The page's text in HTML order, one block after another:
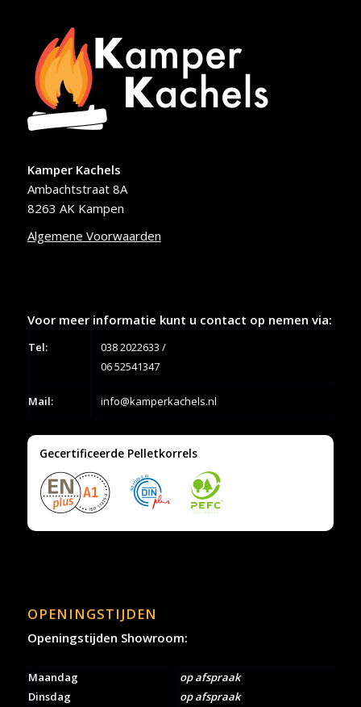
Kamper Kachels
Ambachtstraat 8A
8263 AK Kampen
Algemene Voorwaarden
Voor meer informatie kunt u contact op nemen via:
Tel: 038 2022633 /
06 52541347
Mail: info@kamperkachels.nl
Gecertificeerde Pelletkorrels
OPENINGSTIJDEN
Openingstijden Showroom:
Maandag
Dinsdag
op afspraak
op afspraak